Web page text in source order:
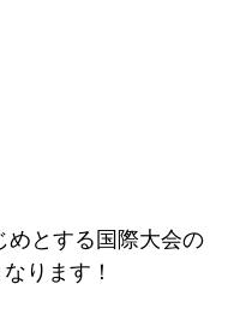
めとする国際大会の
ります！